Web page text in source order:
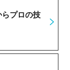
プロの技